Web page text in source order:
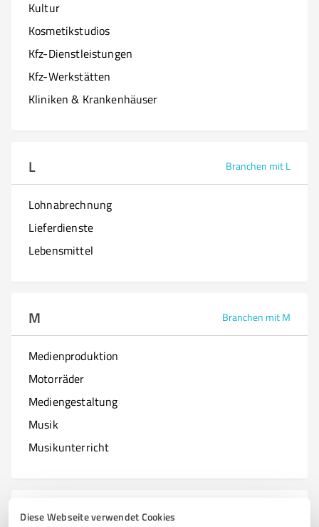
Diese Webseite verwendet Cookies
Kultur
Kosmetikstudios
Kfz-Dienstleistungen
Kfz-Werkstätten
Kliniken & Krankenhäuser
L Branchen mit L
Lohnabrechnung
Lieferdienste
Lebensmittel
M Branchen mit M
Medienproduktion
Motorräder
Mediengestaltung
Musik
Musikunterricht
N